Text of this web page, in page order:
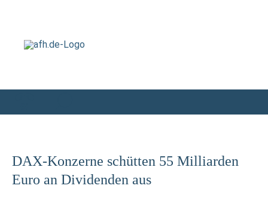
DAX-Konzerne schütten 55 Milliarden
Euro an Dividenden aus